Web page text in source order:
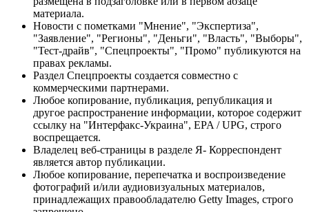
материала.
Новости с пометками "Мнение", "Экспертиза",
"Заявление", "Регионы", "Деньги", "Власть", "Выборы",
"Тест-драйв", "Спецпроекты", "Промо" публикуются на
правах рекламы.
Раздел Спецпроекты создается совместно с
коммерческими партнерами.
Любое копирование, публикация, републикация и
другое распространение информации, которое содержит
ссылку на "Интерфакс-Украина", EPA / UPG, строго
воспрещается.
Владелец веб-страницы в разделе Я- Корреспондент
является автор публикации.
Любое копирование, перепечатка и воспроизведение
фотографий и/или аудиовизуальных материалов,
принадлежащих правообладателю Getty Images, строго